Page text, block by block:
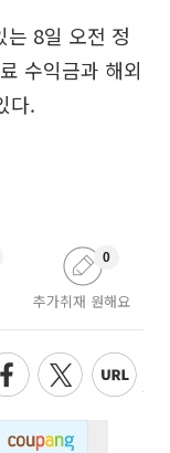
는 8일 오전 정
수익금과 해외
다.
추가취재 원해요
0